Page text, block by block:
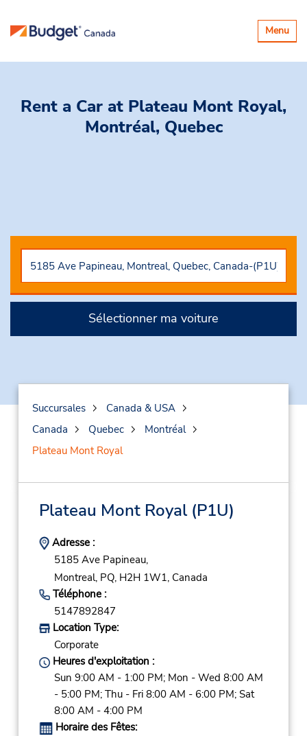
Basculer
la
Menu
Rent a Car at Plateau Mont Royal,
Montréal, Quebec
Sélectionner ma voiture
Succursales
Canada & USA
Canada
Quebec
Montréal
Plateau Mont Royal
Plateau Mont Royal(P1U)
Adresse :
5185 Ave Papineau,
Montreal, PQ, H2H 1W1, Canada
Téléphone :
5147892847
Location Type:
Corporate
Heures d'exploitation :
Sun 9:00 AM - 1:00 PM; Mon - Wed 8:00 AM
- 5:00 PM; Thu - Fri 8:00 AM - 6:00 PM; Sat
8:00 AM - 4:00 PM
Horaire des Fêtes: